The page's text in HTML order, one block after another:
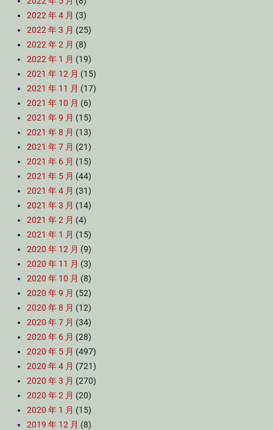
2022 年 4 月 (3)
2022 年 3 月 (25)
2022 年 2 月 (8)
2022 年 1 月 (19)
2021 年 12 月 (15)
2021 年 11 月 (17)
2021 年 10 月 (6)
2021 年 9 月 (15)
2021 年 8 月 (13)
2021 年 7 月 (21)
2021 年 6 月 (15)
2021 年 5 月 (44)
2021 年 4 月 (31)
2021 年 3 月 (14)
2021 年 2 月 (4)
2021 年 1 月 (15)
2020 年 12 月 (9)
2020 年 11 月 (3)
2020 年 10 月 (8)
2020 年 9 月 (52)
2020 年 8 月 (12)
2020 年 7 月 (34)
2020 年 6 月 (28)
2020 年 5 月 (497)
2020 年 4 月 (721)
2020 年 3 月 (270)
2020 年 2 月 (20)
2020 年 1 月 (15)
2019 年 12 月 (8)